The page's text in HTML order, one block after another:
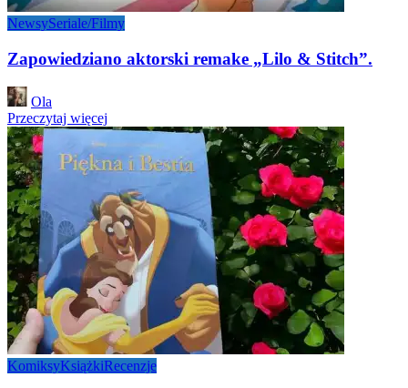
NewsySeriale/Filmy
Zapowiedziano aktorski remake „Lilo & Stitch”.
Posted
by
Ola
Przeczytaj więcej
KomiksyKsiążkiRecenzje